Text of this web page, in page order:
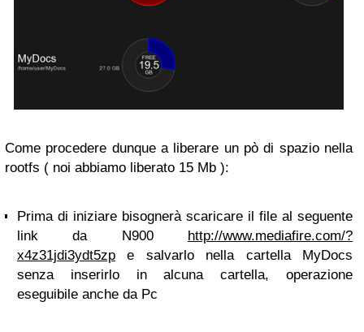
Come procedere dunque a liberare un pò di spazio nella
rootfs ( noi abbiamo liberato 15 Mb ):
Prima di iniziare bisognerà scaricare il file al seguente
link da N900
http://www.mediafire.com/?
x4z31jdi3ydt5zp e salvarlo nella cartella MyDocs
senza inserirlo in alcuna cartella, operazione
eseguibile anche da Pc